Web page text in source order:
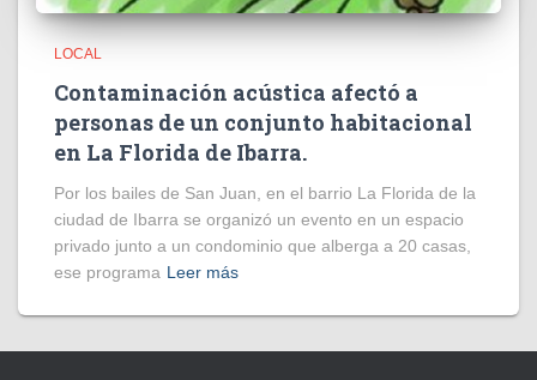
LOCAL
Contaminación acústica afectó a
personas de un conjunto habitacional
en La Florida de Ibarra.
Por los bailes de San Juan, en el barrio La Florida de la
ciudad de Ibarra se organizó un evento en un espacio
privado junto a un condominio que alberga a 20 casas,
ese programa Leer más